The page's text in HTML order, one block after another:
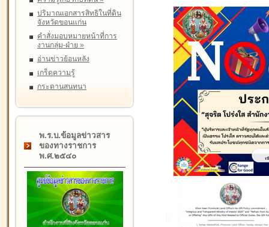
ปริมาณเอกสารสิทธิในที่ดิน
จังหวัดขอนแก่น
คำสั่งมอบหมายหน้าที่การ
งานกลุ่ม-ฝ่าย »
อ่านข่าวย้อนหลัง
เกร็ดความรู้
กระดานสนทนา
พ.ร.บ.ข้อมูลข่าวสาร
ของทางราชการ
พ.ศ.๒๕๔๐